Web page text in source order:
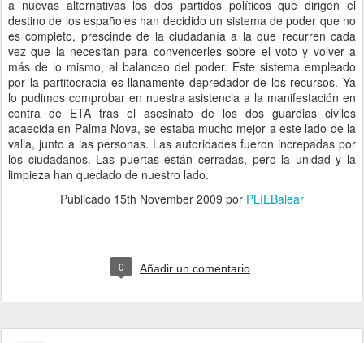
a nuevas alternativas los dos partidos políticos que dirigen el
destino de los españoles han decidido un sistema de poder que no
es completo, prescinde de la ciudadanía a la que recurren cada
vez que la necesitan para convencerles sobre el voto y volver a
más de lo mismo, al balanceo del poder. Este sistema empleado
por la partitocracia es llanamente depredador de los recursos. Ya
lo pudimos comprobar en nuestra asistencia a la manifestación en
contra de ETA tras el asesinato de los dos guardias civiles
acaecida en Palma Nova, se estaba mucho mejor a este lado de la
valla, junto a las personas. Las autoridades fueron increpadas por
los ciudadanos. Las puertas están cerradas, pero la unidad y la
limpieza han quedado de nuestro lado.
Publicado 15th November 2009 por PLIEBalear
0 Añadir un comentario